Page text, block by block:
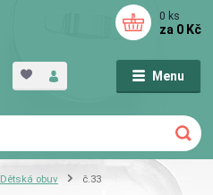
Menu
0 ks
za 0 Kč
Dětská obuv č.33